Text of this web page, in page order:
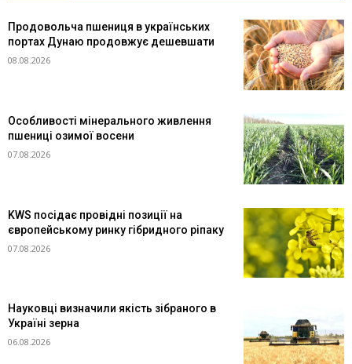
Продовольча пшениця в українських
портах Дунаю продовжує дешевшати
08.08.2026
Особливості мінерального живлення
пшениці озимої восени
07.08.2026
KWS посідає провідні позиції на
європейському ринку гібридного ріпаку
07.08.2026
Науковці визначили якість зібраного в
Україні зерна
06.08.2026